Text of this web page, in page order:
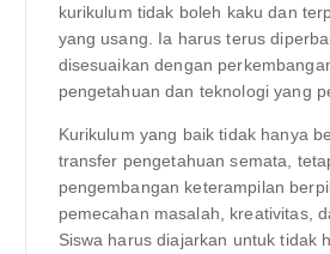
kurikulum tidak boleh kaku dan
yang usang. Ia harus terus
disesuaikan dengan
pengetahuan dan teknologi yang
Kurikulum yang baik tidak hanya
transfer pengetahuan semata,
pengembangan keterampilan
pemecahan masalah, kreativitas,
Siswa harus diajarkan untuk tidak